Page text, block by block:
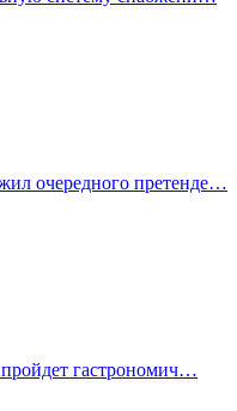
очередного претенде…
гастрономич…